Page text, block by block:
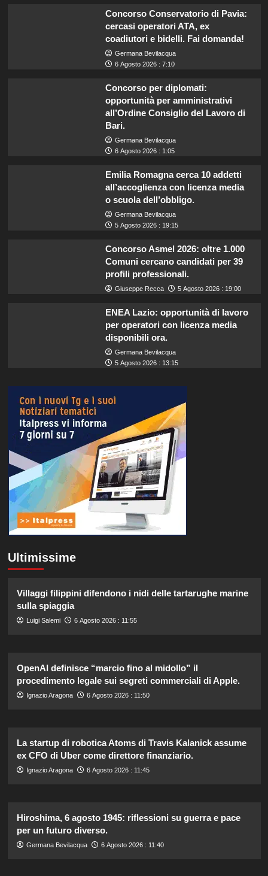
Concorso Conservatorio di Pavia:
cercasi operatori ATA, ex
coadiutori e bidelli. Fai domanda!
Germana Bevilacqua
6 Agosto 2026 : 7:10
Concorso per diplomati:
opportunità per amministrativi
all’Ordine Consiglio del Lavoro di
Bari.
Germana Bevilacqua
6 Agosto 2026 : 1:05
Emilia Romagna cerca 10 addetti
all’accoglienza con licenza media
o scuola dell’obbligo.
Germana Bevilacqua
5 Agosto 2026 : 19:15
Concorso Asmel 2026: oltre 1.000
Comuni cercano candidati per 39
profili professionali.
Giuseppe Recca 5 Agosto 2026 : 19:00
ENEA Lazio: opportunità di lavoro
per operatori con licenza media
disponibili ora.
Germana Bevilacqua
5 Agosto 2026 : 13:15
Ultimissime
Villaggi filippini difendono i nidi delle tartarughe marine
sulla spiaggia
Luigi Salemi 6 Agosto 2026 : 11:55
OpenAI definisce “marcio fino al midollo” il
procedimento legale sui segreti commerciali di Apple.
Ignazio Aragona 6 Agosto 2026 : 11:50
La startup di robotica Atoms di Travis Kalanick assume
ex CFO di Uber come direttore finanziario.
Ignazio Aragona 6 Agosto 2026 : 11:45
Hiroshima, 6 agosto 1945: riflessioni su guerra e pace
per un futuro diverso.
Germana Bevilacqua 6 Agosto 2026 : 11:40